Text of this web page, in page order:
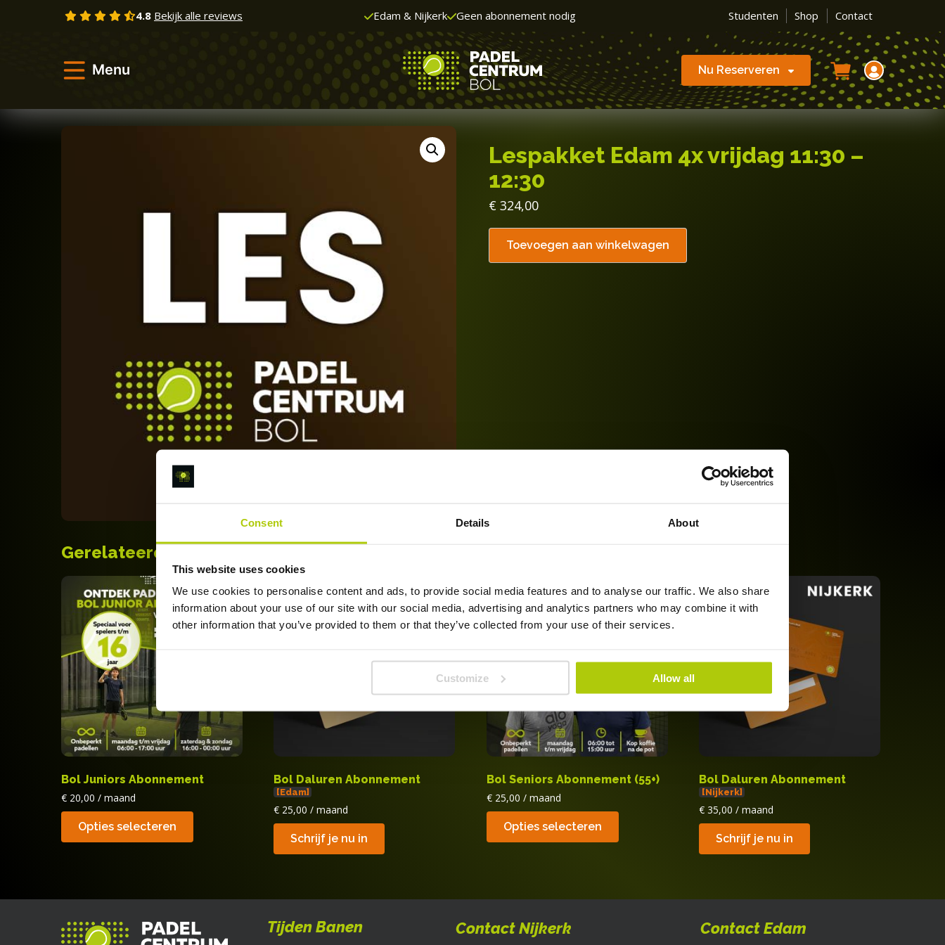
Consent Details About
This website uses cookies
We use cookies to personalise content and ads, to provide social media features and to analyse our traffic. We also share
information about your use of our site with our social media, advertising and analytics partners who may combine it with
other information that you’ve provided to them or that they’ve collected from your use of their services.
Customize Allow all
4.8 Bekijk alle reviews Edam & Nijkerk Geen abonnement nodig Studenten Shop Contact
Menu Nu Reserveren
Lespakket Edam 4x vrijdag 11:30 –
12:30
€ 324,00
Toevoegen aan winkelwagen
Gerelateerde producten
Bol Juniors Abonnement
€ 20,00 / maand
Opties selecteren
Deze
kan
Bol Daluren Abonnement
[Edam]
€ 25,00 / maand
Schrijf je nu in
Bol Seniors Abonnement (55+)
€25,00 / maand
Opties selecteren
Deze
Bol Daluren Abonnement
[Nijkerk]
€ 35,00 / maand
Schrijf je nu in
Contact Nijkerk Contact Edam
Tijden Banen